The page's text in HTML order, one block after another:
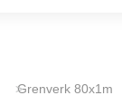
Grenverk 80x1m